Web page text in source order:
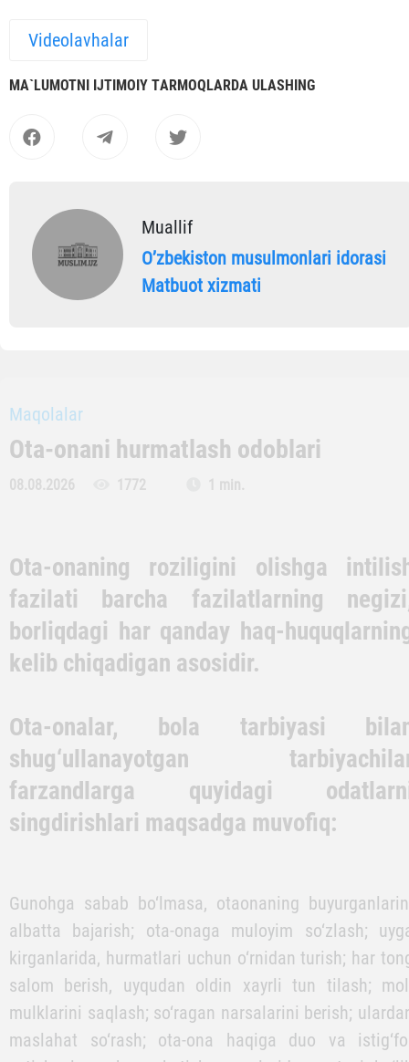
Videolavhalar
MА`LUMOTNI IJTIMOIY TАRMOQLАRDА ULАSHING
Muallif
Oʼzbekiston musulmonlari idorasi
Matbuot xizmati
Maqolalar
Ota-onani hurmatlash odoblari
08.08.2026 1772 1 min.
Ota-onaning roziligini olishga
fazilati barcha fazilatlarning
borliqdagi har qanday haq-
Ota-onalar, bola tarbiyasi
shug‘ullanayotgan
farzandlarga quyidagi
singdirishlari maqsadga muvofiq: